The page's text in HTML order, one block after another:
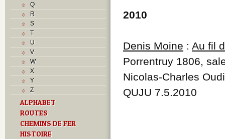
Q
R
S
T
U
V
W
X
Y
Z
ALPHABET
ROUTES
CHEMINS DE FER
HISTOIRE
2010
Denis Moine : Au fil
Porrentruy 1806,
Nicolas-Charles
QUJU 7.5.2010